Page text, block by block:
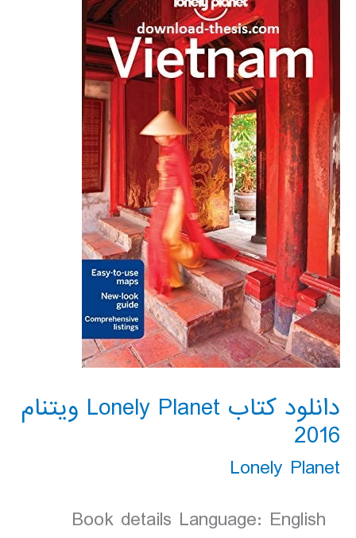
دانلود کتاب Lonely Planet ویتنام
2016
Lonely Planet
Book details Language: English